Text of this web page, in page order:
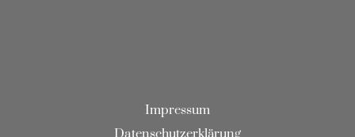
Impressum
Datenschutzerklärung